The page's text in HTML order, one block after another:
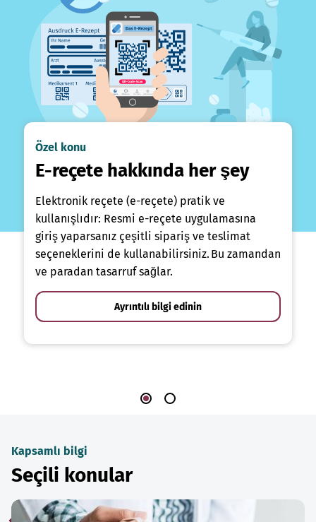
Özel konu
E-reçete hakkında her şey
Elektronik reçete (e-reçete) pratik ve
kullanışlıdır: Resmi e-reçete uygulamasına
giriş yaparsanız çeşitli sipariş ve teslimat
seçeneklerini de kullanabilirsiniz. Bu zamandan
ve paradan tasarruf sağlar.
Ayrıntılı bilgi edinin
Kapsamlı bilgi
Seçili konular